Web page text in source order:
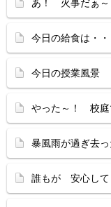
あ！ 火事だぁ
今日の給食は・・
今日の授業風景
やった～！ 校庭
暴風雨が過ぎ去っ
誰もが 安心し